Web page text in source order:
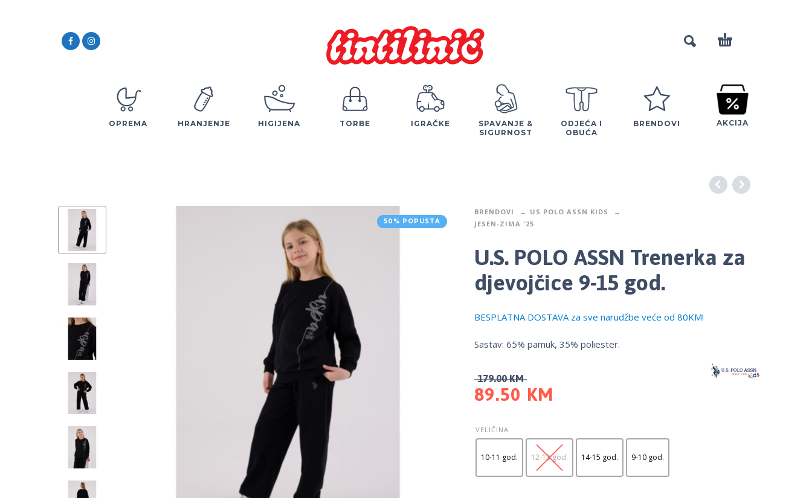
OPREMA HRANJENJE HIGIJENA TORBE IGRAČKE
SPAVANJE &
SIGURNOST
ODJEĆA I
OBUĆA
BRENDOVI AKCIJA
50% POPUSTA
BRENDOVI
US POLO ASSN KIDS
JESEN-ZIMA '25
U.S. POLO ASSN Trenerka za
djevojčice 9-15 god.
BESPLATNA DOSTAVA za sve narudžbe veće od 80KM!
Sastav: 65% pamuk, 35% poliester.
179.00KM
89.50 KM
VELIČINA
10-11 god. 12-13 god. 14-15 god. 9-10 god.